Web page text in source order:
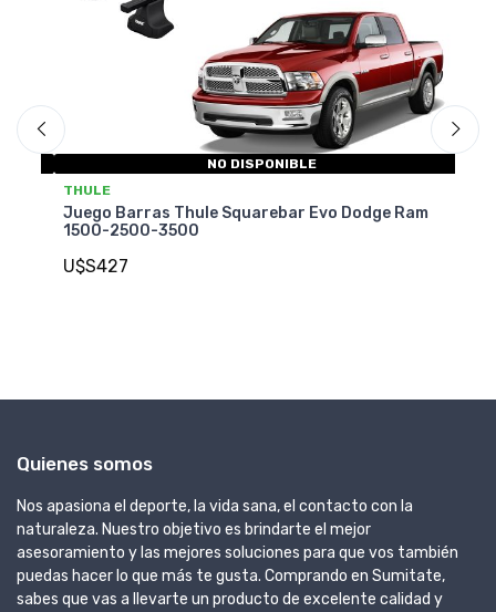
NO DISPONIBLE
THULE
Juego Barras Thule Squarebar Evo Dodge Ram
1500-2500-3500
U$S427
Quienes somos
Nos apasiona el deporte, la vida sana, el contacto con la
naturaleza. Nuestro objetivo es brindarte el mejor
asesoramiento y las mejores soluciones para que vos también
puedas hacer lo que más te gusta. Comprando en Sumitate,
sabes que vas a llevarte un producto de excelente calidad y